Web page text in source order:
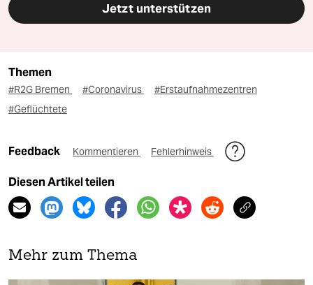
Jetzt unterstützen
Themen
#R2G Bremen #Coronavirus
#Erstaufnahmezentren
#Geflüchtete
Feedback Kommentieren Fehlerhinweis
Diesen Artikel teilen
Mehr zum Thema